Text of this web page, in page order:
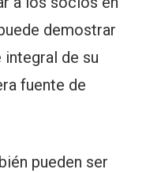
demostrar
de su
fuente de
pueden ser